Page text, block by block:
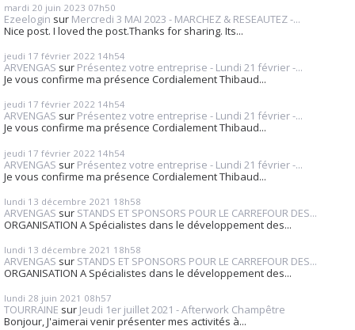
mardi 20 juin 2023 07h50
Ezeelogin sur Mercredi 3 MAI 2023 - MARCHEZ & RESEAUTEZ -...
Nice post. I loved the post.Thanks for sharing. Its...
jeudi 17 février 2022 14h54
ARVENGAS sur Présentez votre entreprise - Lundi 21 février -...
Je vous confirme ma présence Cordialement Thibaud...
jeudi 17 février 2022 14h54
ARVENGAS sur Présentez votre entreprise - Lundi 21 février -...
Je vous confirme ma présence Cordialement Thibaud...
jeudi 17 février 2022 14h54
ARVENGAS sur Présentez votre entreprise - Lundi 21 février -...
Je vous confirme ma présence Cordialement Thibaud...
lundi 13 décembre 2021 18h58
ARVENGAS sur STANDS ET SPONSORS POUR LE CARREFOUR DES...
ORGANISATION A Spécialistes dans le développement des...
lundi 13 décembre 2021 18h58
ARVENGAS sur STANDS ET SPONSORS POUR LE CARREFOUR DES...
ORGANISATION A Spécialistes dans le développement des...
lundi 28 juin 2021 08h57
TOURRAINE sur Jeudi 1er juillet 2021 - Afterwork Champêtre
Bonjour, J'aimerai venir présenter mes activités à...